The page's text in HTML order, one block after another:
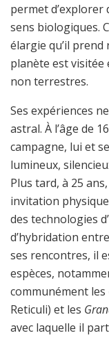
permet d’explorer
sens biologiques.
élargie qu’il
planète est visitée
non terrestres.
Ses expériences
astral. À l’âge de
campagne, lui et
lumineux,
Plus tard, à 25
invitation
des technologies
d’hybridation
ses rencontres, il
espèces,
communément les
Reticuli) et les
avec laquelle il